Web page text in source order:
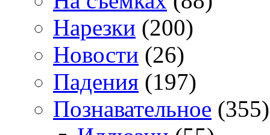
Нарезки (200)
Новости (26)
Падения (197)
Познавательное (355)